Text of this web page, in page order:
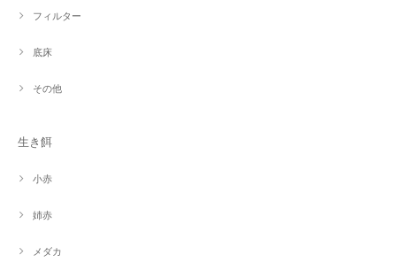
フィルター
底床
その他
生き餌
小赤
姉赤
メダカ